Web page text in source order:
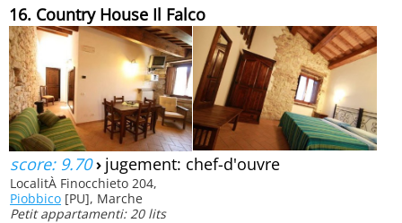
16. Country House Il Falco
score: 9.70› jugement: chef-d'ouvre
LocalitÀ Finocchieto 204,
Piobbico [PU], Marche
Petit appartamenti: 20 lits